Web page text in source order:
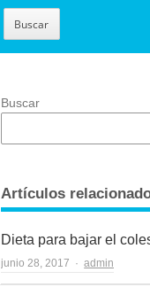
Buscar
Buscar
Artículos
Dieta para bajar el
junio 28, 2017 Author
admin